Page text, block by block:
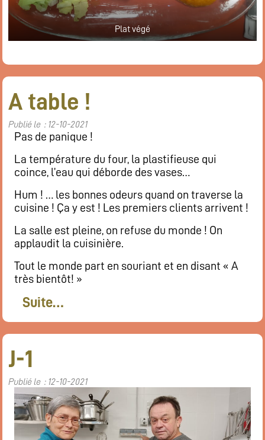
Plat végé
A table !
Publié le : 12-10-2021
Pas de panique !
La température du four, la plastifieuse qui
coince, l’eau qui déborde des vases…
Hum ! … les bonnes odeurs quand on traverse la
cuisine ! Ça y est ! Les premiers clients arrivent !
La salle est pleine, on refuse du monde ! On
applaudit la cuisinière.
Tout le monde part en souriant et en disant « A
très bientôt! »
Suite…
J-1
Publié le : 12-10-2021